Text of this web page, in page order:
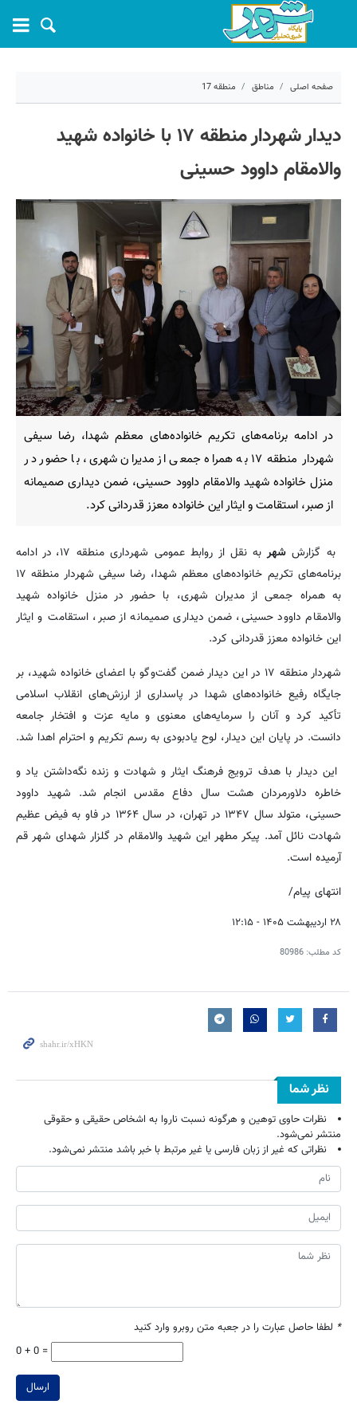
صفحه اصلی مناطق منطقه 17
کد مطلب: 80986
دیدار شهردار منطقه ۱۷ با خانواده شهید
والامقام داوود حسینی
در ادامه برنامه‌های تکریم خانواده‌های معظم شهدا، رضا سیفی
شهردار منطقه ۱۷ به همراه جمعی از مدیران شهری، با حضور در
منزل خانواده شهید والامقام داوود حسینی، ضمن دیداری صمیمانه
از صبر، استقامت و ایثار این خانواده معزز قدردانی کرد.
به گزارششهر
به نقل از روابط عمومی شهرداری منطقه ۱۷، در ادامه
برنامه‌های تکریم خانواده‌های معظم شهدا، رضا سیفی شهردار منطقه ۱۷
به همراه جمعی از مدیران شهری، با حضور در منزل خانواده شهید
والامقام داوود حسینی، ضمن دیداری صمیمانه از صبر، استقامت و ایثار
این خانواده معزز قدردانی کرد.
شهردار منطقه ۱۷ در این دیدار ضمن گفت‌وگو با اعضای خانواده شهید، بر
جایگاه رفیع خانواده‌های شهدا در پاسداری از ارزش‌های انقلاب اسلامی
تأکید کرد و آنان را سرمایه‌های معنوی و مایه عزت و افتخار جامعه
دانست. در پایان این دیدار، لوح یادبودی به رسم تکریم و احترام اهدا شد.
این دیدار با هدف ترویج فرهنگ ایثار و شهادت و زنده نگه‌داشتن یاد و
خاطره دلاورمردان هشت سال دفاع مقدس انجام شد. شهید داوود
حسینی، متولد سال ۱۳۴۷ در تهران، در سال ۱۳۶۴ در فاو به فیض عظیم
شهادت نائل آمد. پیکر مطهر این شهید والامقام در گلزار شهدای شهر قم
آرمیده است.
انتهای پیام/
۲۸ اردیبهشت ۱۴۰۵ - ۱۲:۱۵
کد مطلب: 80986
نظر شما
نظرات حاوی توهین و هرگونه نسبت ناروا به اشخاص حقیقی و حقوقی
منتشر نمی‌شود.
نظراتی که غیر از زبان فارسی یا غیر مرتبط با خبر باشد منتشر نمی‌شود.
* لطفا حاصل عبارت را در جعبه متن روبرو وارد کنید
0 + 0 =
ارسال